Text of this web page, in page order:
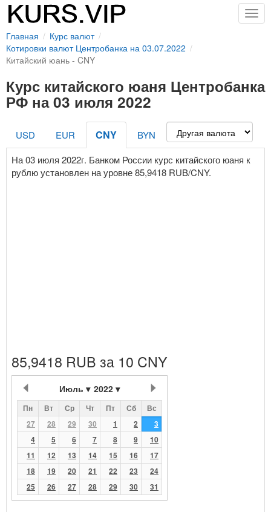
Главная
Курс валют
Котировки валют Центробанка на 03.07.2022
Китайский юань - CNY
Курс китайского юаня Центробанка
РФ на 03 июля 2022
USD EUR CNY
BYN
На 03 июля 2022г. Банком России курс китайского юаня к
рублю установлен на уровне 85,9418 RUB/CNY.
85,9418 RUB за 10 CNY
Июль 2022
Пн Вт Ср Чт Пт Сб
Вс
27
28 29 30 1 2
3
4
5 6 7 8 9
10
11
12 13 14 15 16
17
18
19 20 21 22 23
24
25
26 27 28 29 30 31